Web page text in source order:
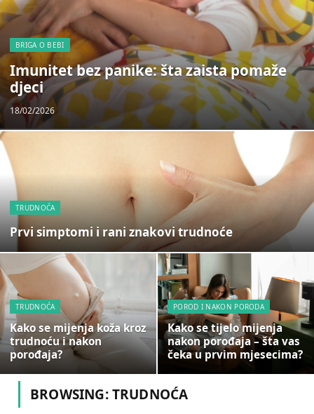
BRIGA O BEBI
Imunitet bez panike: šta zaista pomaže
djeci
18/02/2026
TRUDNOĆA
Prvi simptomi i rani znakovi trudnoće
TRUDNOĆA
Kako se mijenja koža kroz
trudnoću i nakon
porođaja?
POROD I NAKON PORODA
Kako se tijelo mijenja
nakon porođaja – šta vas
čeka u prvim mjesecima?
BROWSING:TRUDNOĆA